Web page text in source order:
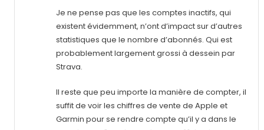
Je ne pense pas que les comptes inactifs, qui
existent évidemment, n’ont d’impact sur d’autres
statistiques que le nombre d’abonnés. Qui est
probablement largement grossi à dessein par
Strava.
Il reste que peu importe la manière de compter, il
suffit de voir les chiffres de vente de Apple et
Garmin pour se rendre compte qu’il y a dans le